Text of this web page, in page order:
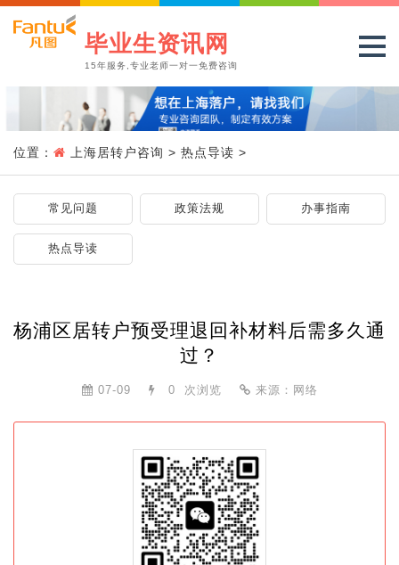
毕业生资讯网
15年服务,专业老师一对一免费咨询
位置： 上海居转户咨询 > 热点导读 >
常见问题 政策法规 办事指南
热点导读
杨浦区居转户预受理退回补材料后需多久通
过？
07-09 0 次浏览 来源：网络